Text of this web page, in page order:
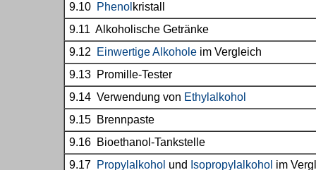
9.10 Phenol kristall
9.11 Alkoholische Getränke
9.12
Einwertige Alkohole im Vergleich
9.13 Promille-Tester
9.14 Verwendung von Ethylalkohol
9.15 Brennpaste
9.16 Bioethanol-Tankstelle
9.17 Propylalkohol und Isopropylalkohol im